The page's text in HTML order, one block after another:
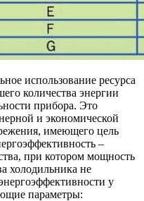
использование ресурса
количества энергии
прибора. Это
и экономической
имеющего цель
–
при котором мощность
холодильника не
у
параметры: